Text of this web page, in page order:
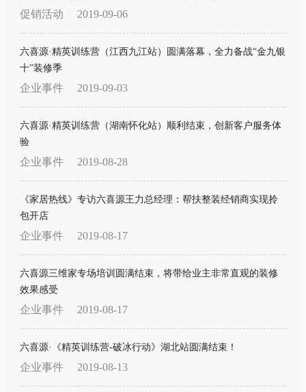
促销活动 2019-09-06
六喜源·精英训练营（江西九江站）圆满落幕，全力备战“金九银
十”装修季
企业事件 2019-09-03
六喜源·精英训练营（湖南怀化站）顺利结束，创新客户服务体
验
企业事件 2019-08-28
《家居热线》专访六喜源王力总经理：帮扶整装经销商实现拎
包开店
企业事件 2019-08-17
六喜源三维家专场培训圆满结束，将带给业主非常直观的装修
效果感受
企业事件 2019-08-17
六喜源·《精英训练营-破冰行动》湖北站圆满结束！
企业事件 2019-08-13